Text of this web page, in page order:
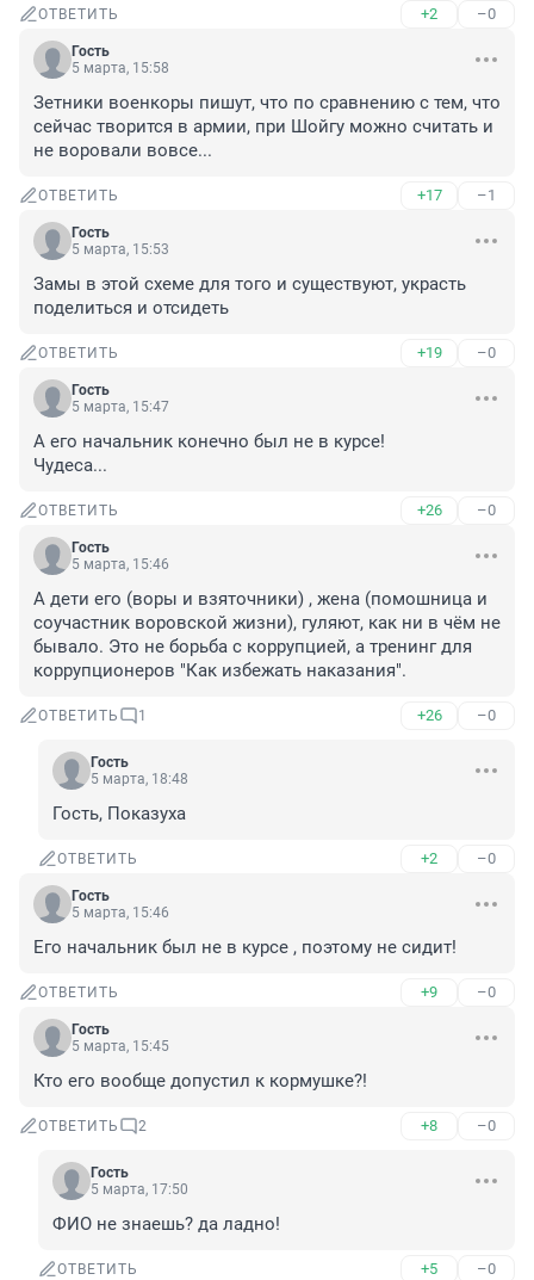
ОТВЕТИТЬ +2 –0
Гость
5 марта, 15:58
Зетники военкоры пишут, что по сравнению с тем, что
сейчас творится в армии, при Шойгу можно считать и
не воровали вовсе...
ОТВЕТИТЬ +17 –1
Гость
5 марта, 15:53
Замы в этой схеме для того и существуют, украсть
поделиться и отсидеть
ОТВЕТИТЬ +19 –0
Гость
5 марта, 15:47
А его начальник конечно был не в курсе!
Чудеса...
ОТВЕТИТЬ +26 –0
Гость
5 марта, 15:46
А дети его (воры и взяточники) , жена (помошница и
соучастник воровской жизни), гуляют, как ни в чём не
бывало. Это не борьба с коррупцией, а тренинг для
коррупционеров "Как избежать наказания".
ОТВЕТИТЬ 1 +26 –0
Гость
5 марта, 18:48
Гость, Показуха
ОТВЕТИТЬ +2 –0
Гость
5 марта, 15:46
Его начальник был не в курсе , поэтому не сидит!
ОТВЕТИТЬ +9 –0
Гость
5 марта, 15:45
Кто его вообще допустил к кормушке?!
ОТВЕТИТЬ 2 +8 –0
Гость
5 марта, 17:50
ФИО не знаешь? да ладно!
ОТВЕТИТЬ +5 –0